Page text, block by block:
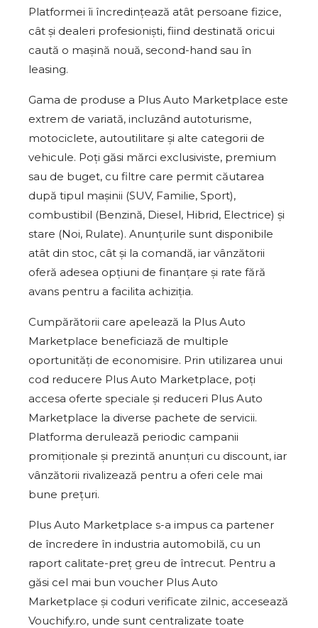
Platformei îi încredințează atât persoane fizice,
cât și dealeri profesioniști, fiind destinată oricui
caută o mașină nouă, second-hand sau în
leasing.
Gama de produse a Plus Auto Marketplace este
extrem de variată, incluzând autoturisme,
motociclete, autoutilitare și alte categorii de
vehicule. Poți găsi mărci exclusiviste, premium
sau de buget, cu filtre care permit căutarea
după tipul mașinii (SUV, Familie, Sport),
combustibil (Benzină, Diesel, Hibrid, Electrice) și
stare (Noi, Rulate). Anunțurile sunt disponibile
atât din stoc, cât și la comandă, iar vânzătorii
oferă adesea opțiuni de finanțare și rate fără
avans pentru a facilita achiziția.
Cumpărătorii care apelează la Plus Auto
Marketplace beneficiază de multiple
oportunități de economisire. Prin utilizarea unui
cod reducere Plus Auto Marketplace, poți
accesa oferte speciale și reduceri Plus Auto
Marketplace la diverse pachete de servicii.
Platforma derulează periodic campanii
promiționale și prezintă anunțuri cu discount, iar
vânzătorii rivalizează pentru a oferi cele mai
bune prețuri.
Plus Auto Marketplace s-a impus ca partener
de încredere în industria automobilă, cu un
raport calitate-preț greu de întrecut. Pentru a
găsi cel mai bun voucher Plus Auto
Marketplace și coduri verificate zilnic, accesează
Vouchify.ro, unde sunt centralizate toate